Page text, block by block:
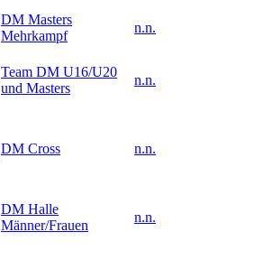
DM Masters
Mehrkampf
n.n.
Team DM U16/U20
und Masters
n.n.
DM Cross n.n.
DM Halle
Männer/Frauen
n.n.